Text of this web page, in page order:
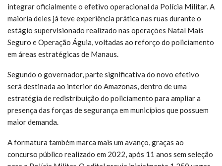
integrar oficialmente o efetivo operacional da Polícia Militar. A
maioria deles já teve experiência prática nas ruas durante o
estágio supervisionado realizado nas operações Natal Mais
Seguro e Operação Águia, voltadas ao reforço do policiamento
em áreas estratégicas de Manaus.
Segundo o governador, parte significativa do novo efetivo
será destinada ao interior do Amazonas, dentro de uma
estratégia de redistribuição do policiamento para ampliar a
presença das forças de segurança em municípios que possuem
maior demanda.
A formatura também marca mais um avanço, graças ao
concurso público realizado em 2022, após 11 anos sem seleção